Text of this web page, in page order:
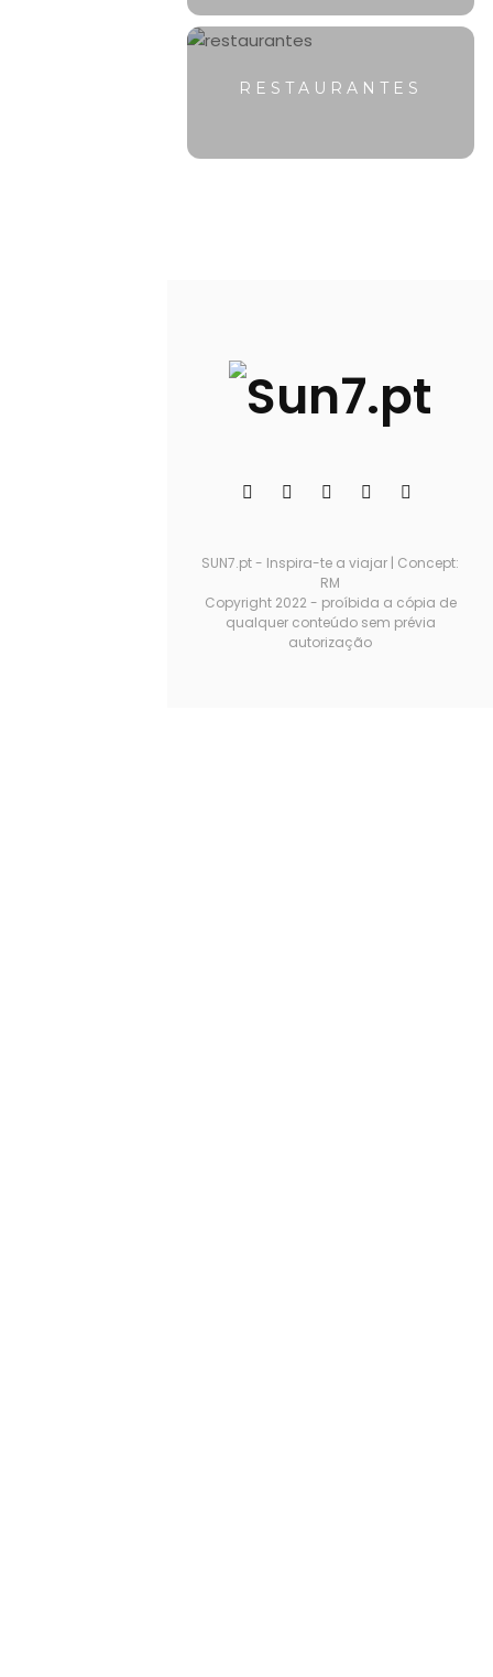
RESTAURANTES
SUN7.pt - Inspira-te a viajar | Concept:
RM
Copyright 2022 - proíbida a cópia de
qualquer conteúdo sem prévia
autorização